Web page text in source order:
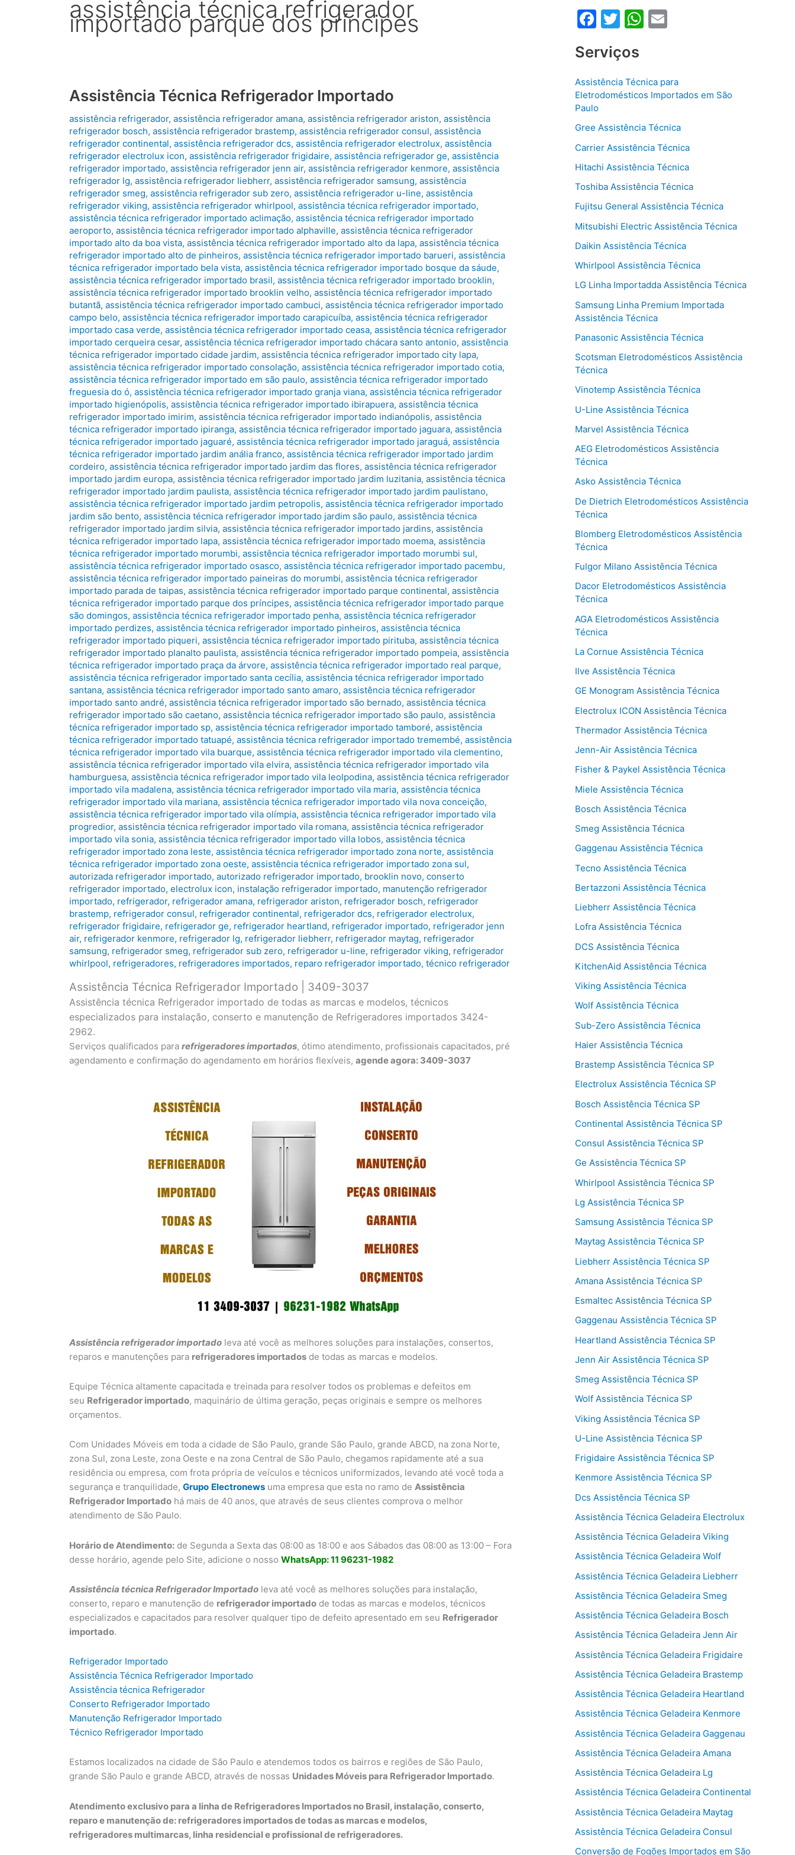
assistência técnica refrigerador
importado parque dos príncipes
Assistência Técnica Refrigerador Importado
assistência refrigerador, assistência refrigerador amana, assistência refrigerador ariston, assistência
refrigerador bosch, assistência refrigerador brastemp, assistência refrigerador consul, assistência
refrigerador continental, assistência refrigerador dcs, assistência refrigerador electrolux, assistência
refrigerador electrolux icon, assistência refrigerador frigidaire, assistência refrigerador ge, assistência
refrigerador importado, assistência refrigerador jenn air, assistência refrigerador kenmore, assistência
refrigerador lg, assistência refrigerador liebherr, assistência refrigerador samsung, assistência
refrigerador smeg, assistência refrigerador sub zero, assistência refrigerador u-line, assistência
refrigerador viking, assistência refrigerador whirlpool, assistência técnica refrigerador importado,
assistência técnica refrigerador importado aclimação, assistência técnica refrigerador importado
aeroporto, assistência técnica refrigerador importado alphaville, assistência técnica refrigerador
importado alto da boa vista, assistência técnica refrigerador importado alto da lapa, assistência técnica
refrigerador importado alto de pinheiros, assistência técnica refrigerador importado barueri, assistência
técnica refrigerador importado bela vista, assistência técnica refrigerador importado bosque da sáude,
assistência técnica refrigerador importado brasil, assistência técnica refrigerador importado brooklin,
assistência técnica refrigerador importado brooklin velho, assistência técnica refrigerador importado
butantã, assistência técnica refrigerador importado cambuci, assistência técnica refrigerador importado
campo belo, assistência técnica refrigerador importado carapicuíba, assistência técnica refrigerador
importado casa verde, assistência técnica refrigerador importado ceasa, assistência técnica refrigerador
importado cerqueira cesar, assistência técnica refrigerador importado chácara santo antonio, assistência
técnica refrigerador importado cidade jardim, assistência técnica refrigerador importado city lapa,
assistência técnica refrigerador importado consolação, assistência técnica refrigerador importado cotia,
assistência técnica refrigerador importado em são paulo, assistência técnica refrigerador importado
freguesia do ó, assistência técnica refrigerador importado granja viana, assistência técnica refrigerador
importado higienópolis, assistência técnica refrigerador importado ibirapuera, assistência técnica
refrigerador importado imirim, assistência técnica refrigerador importado indianópolis, assistência
técnica refrigerador importado ipiranga, assistência técnica refrigerador importado jaguara, assistência
técnica refrigerador importado jaguaré, assistência técnica refrigerador importado jaraguá, assistência
técnica refrigerador importado jardim anália franco, assistência técnica refrigerador importado jardim
cordeiro, assistência técnica refrigerador importado jardim das flores, assistência técnica refrigerador
importado jardim europa, assistência técnica refrigerador importado jardim luzitania, assistência técnica
refrigerador importado jardim paulista, assistência técnica refrigerador importado jardim paulistano,
assistência técnica refrigerador importado jardim petropolis, assistência técnica refrigerador importado
jardim são bento, assistência técnica refrigerador importado jardim são paulo, assistência técnica
refrigerador importado jardim silvia, assistência técnica refrigerador importado jardins, assistência
técnica refrigerador importado lapa, assistência técnica refrigerador importado moema, assistência
técnica refrigerador importado morumbi, assistência técnica refrigerador importado morumbi sul,
assistência técnica refrigerador importado osasco, assistência técnica refrigerador importado pacembu,
assistência técnica refrigerador importado paineiras do morumbi, assistência técnica refrigerador
importado parada de taipas, assistência técnica refrigerador importado parque continental, assistência
técnica refrigerador importado parque dos príncipes, assistência técnica refrigerador importado parque
são domingos, assistência técnica refrigerador importado penha, assistência técnica refrigerador
importado perdizes, assistência técnica refrigerador importado pinheiros, assistência técnica
refrigerador importado piqueri, assistência técnica refrigerador importado pirituba, assistência técnica
refrigerador importado planalto paulista, assistência técnica refrigerador importado pompeia, assistência
técnica refrigerador importado praça da árvore, assistência técnica refrigerador importado real parque,
assistência técnica refrigerador importado santa cecília, assistência técnica refrigerador importado
santana, assistência técnica refrigerador importado santo amaro, assistência técnica refrigerador
importado santo andré, assistência técnica refrigerador importado são bernado, assistência técnica
refrigerador importado são caetano, assistência técnica refrigerador importado são paulo, assistência
técnica refrigerador importado sp, assistência técnica refrigerador importado tamboré, assistência
técnica refrigerador importado tatuapé, assistência técnica refrigerador importado tremembé, assistência
técnica refrigerador importado vila buarque, assistência técnica refrigerador importado vila clementino,
assistência técnica refrigerador importado vila elvira, assistência técnica refrigerador importado vila
hamburguesa, assistência técnica refrigerador importado vila leolpodina, assistência técnica refrigerador
importado vila madalena, assistência técnica refrigerador importado vila maria, assistência técnica
refrigerador importado vila mariana, assistência técnica refrigerador importado vila nova conceição,
assistência técnica refrigerador importado vila olímpia, assistência técnica refrigerador importado vila
progredior, assistência técnica refrigerador importado vila romana, assistência técnica refrigerador
importado vila sonia, assistência técnica refrigerador importado villa lobos, assistência técnica
refrigerador importado zona leste, assistência técnica refrigerador importado zona norte, assistência
técnica refrigerador importado zona oeste, assistência técnica refrigerador importado zona sul,
autorizada refrigerador importado, autorizado refrigerador importado, brooklin novo, conserto
refrigerador importado, electrolux icon, instalação refrigerador importado, manutenção refrigerador
importado, refrigerador, refrigerador amana, refrigerador ariston, refrigerador bosch, refrigerador
brastemp, refrigerador consul, refrigerador continental, refrigerador dcs, refrigerador electrolux,
refrigerador frigidaire, refrigerador ge, refrigerador heartland, refrigerador importado, refrigerador jenn
air, refrigerador kenmore, refrigerador lg, refrigerador liebherr, refrigerador maytag, refrigerador
samsung, refrigerador smeg, refrigerador sub zero, refrigerador u-line, refrigerador viking, refrigerador
whirlpool, refrigeradores, refrigeradores importados, reparo refrigerador importado, técnico refrigerador
Assistência Técnica Refrigerador Importado | 3409-3037
Assistência técnica Refrigerador importado de todas as marcas e modelos, técnicos
especializados para instalação, conserto e manutenção de Refrigeradores importados 3424-
2962.
Serviços qualificados para refrigeradoresimportados, ótimo atendimento, profissionais capacitados, pré
agendamento e confirmação do agendamento em horários flexíveis, agende agora: 3409-3037
Assistência refrigerador importado leva até você as melhores soluções para instalações, consertos,
reparos e manutenções para refrigeradores importados de todas as marcas e modelos.
Equipe Técnica altamente capacitada e treinada para resolver todos os problemas e defeitos em
seu Refrigerador importado, maquinário de última geração, peças originais e sempre os melhores
orçamentos.
Com Unidades Móveis em toda a cidade de São Paulo, grande São Paulo, grande ABCD, na zona Norte,
zona Sul, zona Leste, zona Oeste e na zona Central de São Paulo, chegamos rapidamente até a sua
residência ou empresa, com frota própria de veículos e técnicos uniformizados, levando até você toda a
segurança e tranquilidade, Grupo Electronews uma empresa que esta no ramo de Assistência
Refrigerador Importado há mais de 40 anos, que através de seus clientes comprova o melhor
atendimento de São Paulo.
Horário de Atendimento: de Segunda a Sexta das 08:00 as 18:00 e aos Sábados das 08:00 as 13:00 – Fora
desse horário, agende pelo Site, adicione o nosso WhatsApp: 11 96231-1982
Assistência técnica Refrigerador Importado leva até você as melhores soluções para instalação,
conserto, reparo e manutenção de refrigerador importado de todas as marcas e modelos, técnicos
especializados e capacitados para resolver qualquer tipo de defeito apresentado em seu Refrigerador
importado.
Refrigerador Importado
Assistência Técnica Refrigerador Importado
Assistência técnica Refrigerador
Conserto Refrigerador Importado
Manutenção Refrigerador Importado
Técnico Refrigerador Importado
Estamos localizados na cidade de São Paulo e atendemos todos os bairros e regiões de São Paulo,
grande São Paulo e grande ABCD, através de nossas Unidades Móveis para Refrigerador Importado.
Atendimento exclusivo para a linha de Refrigeradores Importados no Brasil, instalação, conserto,
reparo e manutenção de: refrigeradores importados de todas as marcas e modelos,
refrigeradores multimarcas, linha residencial e profissional de refrigeradores.
F
c
e
b
o
o
k
T
itt
er
W
s
A
p
l
Serviços
Assistência Técnica para
Eletrodomésticos Importados em São
Paulo
Gree Assistência Técnica
Carrier Assistência Técnica
Hitachi Assistência Técnica
Toshiba Assistência Técnica
Fujitsu General Assistência Técnica
Mitsubishi Electric Assistência Técnica
Daikin Assistência Técnica
Whirlpool Assistência Técnica
LG Linha Importadda Assistência Técnica
Samsung Linha Premium Importada
Assistência Técnica
Panasonic Assistência Técnica
Scotsman Eletrodomésticos Assistência
Técnica
Vinotemp Assistência Técnica
U-Line Assistência Técnica
Marvel Assistência Técnica
AEG Eletrodomésticos Assistência
Técnica
Asko Assistência Técnica
De Dietrich Eletrodomésticos Assistência
Técnica
Blomberg Eletrodomésticos Assistência
Técnica
Fulgor Milano Assistência Técnica
Dacor Eletrodomésticos Assistência
Técnica
AGA Eletrodomésticos Assistência
Técnica
La Cornue Assistência Técnica
Ilve Assistência Técnica
GE Monogram Assistência Técnica
Electrolux ICON Assistência Técnica
Thermador Assistência Técnica
Jenn-Air Assistência Técnica
Fisher & Paykel Assistência Técnica
Miele Assistência Técnica
Bosch Assistência Técnica
Smeg Assistência Técnica
Gaggenau Assistência Técnica
Tecno Assistência Técnica
Bertazzoni Assistência Técnica
Liebherr Assistência Técnica
Lofra Assistência Técnica
DCS Assistência Técnica
KitchenAid Assistência Técnica
Viking Assistência Técnica
Wolf Assistência Técnica
Sub-Zero Assistência Técnica
Haier Assistência Técnica
Brastemp Assistência Técnica SP
Electrolux Assistência Técnica SP
Bosch Assistência Técnica SP
Continental Assistência Técnica SP
Consul Assistência Técnica SP
Ge Assistência Técnica SP
Whirlpool Assistência Técnica SP
Lg Assistência Técnica SP
Samsung Assistência Técnica SP
Maytag Assistência Técnica SP
Liebherr Assistência Técnica SP
Amana Assistência Técnica SP
Esmaltec Assistência Técnica SP
Gaggenau Assistência Técnica SP
Heartland Assistência Técnica SP
Jenn Air Assistência Técnica SP
Smeg Assistência Técnica SP
Wolf Assistência Técnica SP
Viking Assistência Técnica SP
U-Line Assistência Técnica SP
Frigidaire Assistência Técnica SP
Kenmore Assistência Técnica SP
Dcs Assistência Técnica SP
Assistência Técnica Geladeira Electrolux
Assistência Técnica Geladeira Viking
Assistência Técnica Geladeira Wolf
Assistência Técnica Geladeira Liebherr
Assistência Técnica Geladeira Smeg
Assistência Técnica Geladeira Bosch
Assistência Técnica Geladeira Jenn Air
Assistência Técnica Geladeira Frigidaire
Assistência Técnica Geladeira Brastemp
Assistência Técnica Geladeira Heartland
Assistência Técnica Geladeira Kenmore
Assistência Técnica Geladeira Gaggenau
Assistência Técnica Geladeira Amana
Assistência Técnica Geladeira Lg
Assistência Técnica Geladeira Continental
Assistência Técnica Geladeira Maytag
Assistência Técnica Geladeira Consul
Conversão de Fogões Importados em São